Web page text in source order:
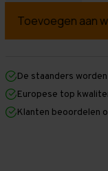
Grootvakstelling
mm
mm
x
800
mm
mm
mm
800
mm
De staanders
Europese top
Klanten beoordelen